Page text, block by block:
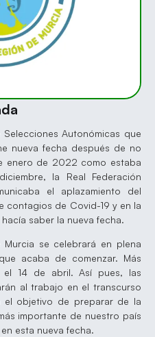
Autonómicas que
nueva fecha después de no
enero de 2022 como estaba
la Real Federación
el aplazamiento del
contagios de Covid-19 y en la
saber la nueva fecha.
se celebrará en plena
acaba de comenzar. Más
14 de abril. Así pues, las
al trabajo en el transcurso
el objetivo de preparar de la
importante de nuestro país
esta nueva fecha.